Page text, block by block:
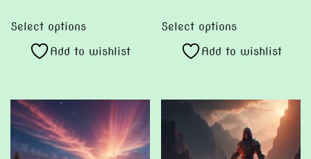
$299.00
Select options
has
options
may
Add to wishlist
Select options
has
The
options
may
Add to wishlist